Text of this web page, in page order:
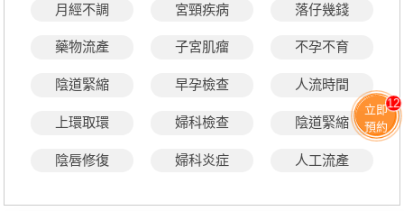
月經不調 宮頸疾病 落仔幾錢
藥物流產 子宮肌瘤 不孕不育
陰道緊縮 早孕檢查 人流時間
上環取環 婦科檢查 陰道緊縮
陰唇修復 婦科炎症 人工流產
立即
預約
12